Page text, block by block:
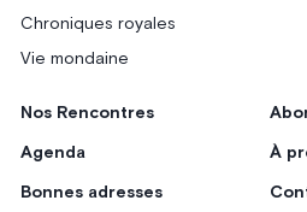
Chroniques royales
Vie mondaine
Nos Rencontres
Agenda
Bonnes adresses
À